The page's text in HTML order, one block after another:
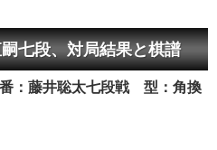
七段、対局結果と棋譜
：藤井聡太七段戦 型：角換